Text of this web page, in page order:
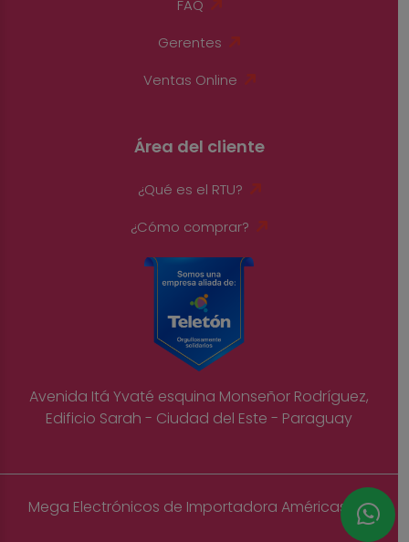
FAQ
Gerentes
Ventas Online
Área del cliente
¿Qué es el RTU?
¿Cómo comprar?
Avenida Itá Yvaté esquina Monseñor Rodríguez,
Edificio Sarah - Ciudad del Este - Paraguay
Mega Electrónicos de Importadora Américas S.A